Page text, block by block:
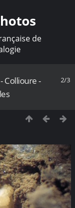
de
2/3
Collioure -